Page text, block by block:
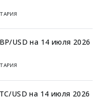
USD на 14 июля 2026
USD на 14 июля 2026